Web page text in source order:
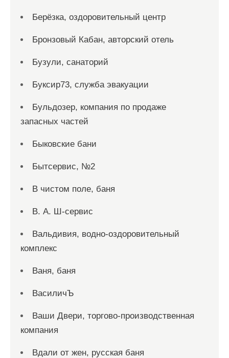
Берёзка, оздоровительный центр
Бронзовый Кабан, авторский отель
Бузули, санаторий
Буксир73, служба эвакуации
Бульдозер, компания по продаже
запасных частей
Быковские бани
Бытсервис, №2
В чистом поле, баня
В. А. Ш-сервис
Вальдивия, водно-оздоровительный
комплекс
Ваня, баня
ВасиличЪ
Ваши Двери, торгово-производственная
компания
Вдали от жен, русская баня